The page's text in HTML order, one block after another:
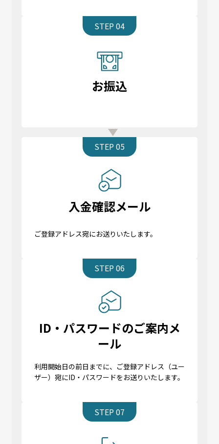
STEP 04
お振込
STEP 05
入金確認メール
ご登録アドレス宛にお送りいたします。
STEP 06
ID・パスワードのご案内メ
ール
利用開始日の前日までに、ご登録アドレス（ユー
ザー）宛にID・パスワードをお送りいたします。
STEP 07